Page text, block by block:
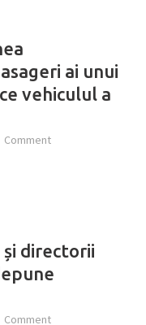
ai unui
vehiculul a
Comment
și directorii
Comment